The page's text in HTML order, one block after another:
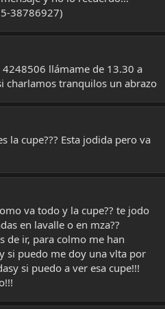
38786927)
llámame de 13.30 a
charlamos tranquilos un abrazo
la cupe??? Esta jodida pero va
va todo y la cupe?? te jodo
en lavalle o en mza??
de ir, para colmo me han
si puedo me doy una vlta por
si puedo a ver esa cupe!!!